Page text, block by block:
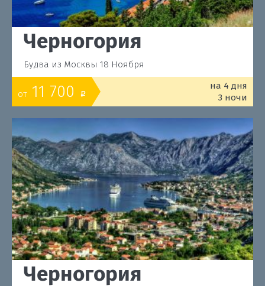
Черногория
Будва из Москвы 18 Ноября
от 11 700 o
на 4 дня
3 ночи
Черногория